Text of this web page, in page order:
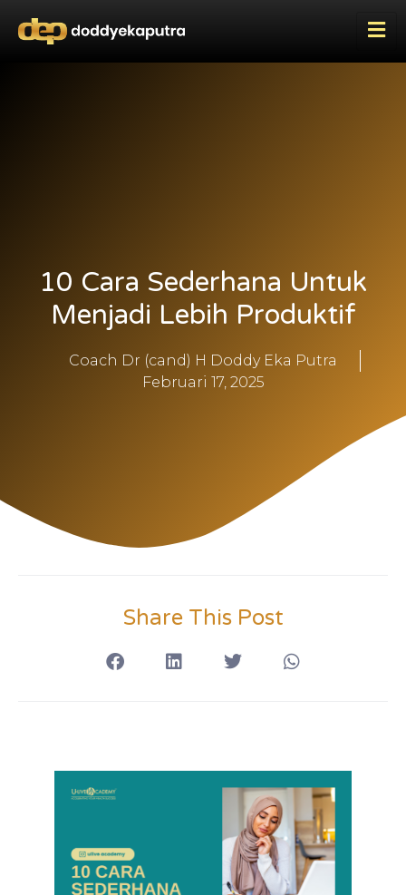
10 Cara Sederhana Untuk
Menjadi Lebih Produktif
Coach Dr (cand) H Doddy Eka Putra
Februari 17, 2025
Share This Post